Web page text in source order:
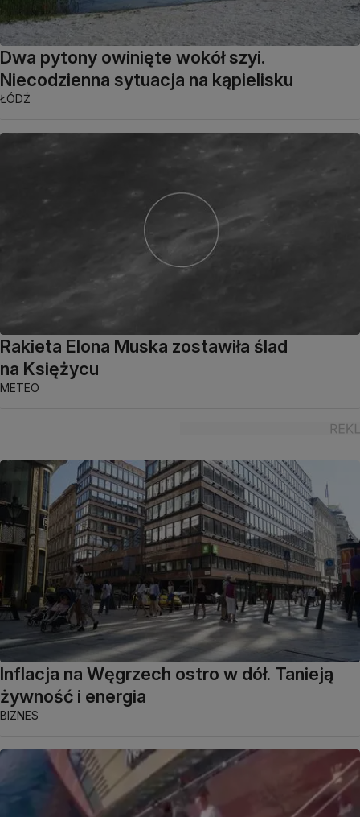
Dwa pytony owinięte wokół szyi.
Niecodzienna sytuacja na kąpielisku
ŁÓDŹ
Rakieta Elona Muska zostawiła ślad
na Księżycu
METEO
Inflacja na Węgrzech ostro w dół. Tanieją
żywność i energia
BIZNES